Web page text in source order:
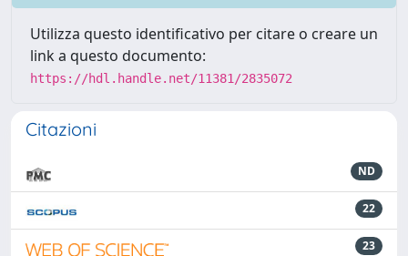
Utilizza questo identificativo per citare o creare un
link a questo documento:
https://hdl.handle.net/11381/2835072
Citazioni
ND
22
23